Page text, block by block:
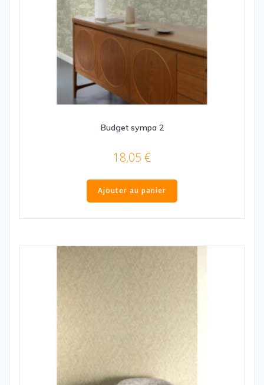
Budget sympa 2
18,05 €
Ajouter au panier